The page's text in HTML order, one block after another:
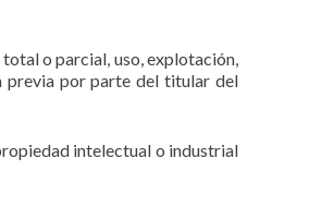
o parcial, uso, explotación,
previa por parte del titular del
intelectual o industrial